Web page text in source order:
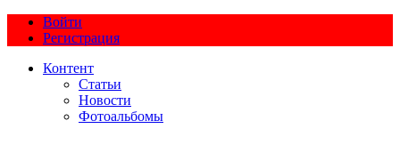
Войти
Регистрация
Контент
Статьи
Новости
Фотоальбомы